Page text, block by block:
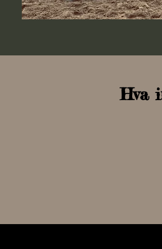
Hva